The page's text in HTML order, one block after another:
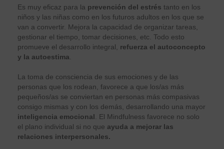
Es muy eficaz para la prevención del estrés tanto en los
niños y las niñas como en los futuros adultos en los que se
van a convertir. Mejora la capacidad de organizar tareas,
gestionar el tiempo, tomar decisiones, etc. Todo esto
promueve el desarrollo integral, refuerza el autoconcepto
y la autoestima
La toma de consciencia de sus emociones y de las
personas que los rodean, favorece a que los/as más
pequeños/as se conviertan en personas más compasivas
consigo mismas y con los demás, desarrollando una mayor
inteligencia emocional . El Mindfulness favorece no solo
el plano individual si no que ayuda a mejorar las
relaciones interpersonales.